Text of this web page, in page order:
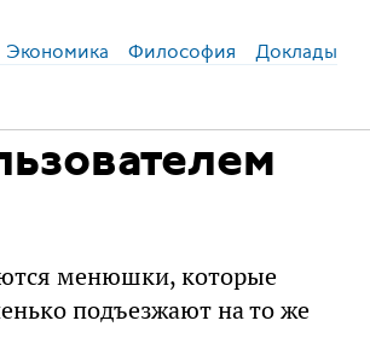
Экономика Философия Доклады
менюшки, которые
подъезжают на то же